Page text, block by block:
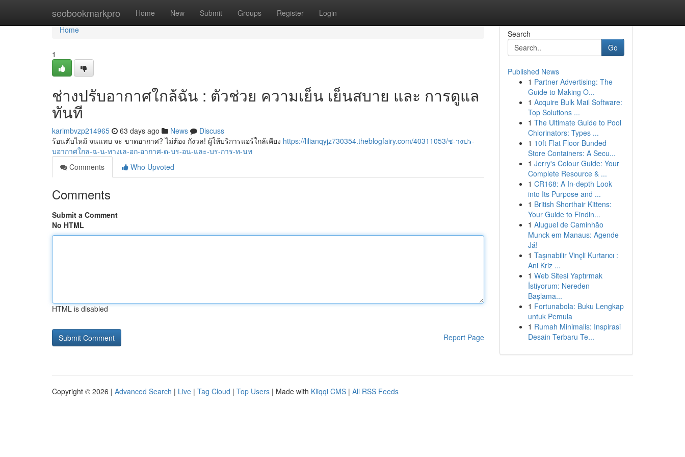
seobookmarkpro Home New Submit Groups Register Login
Home
Home
1
ช่างปรับอากาศใกล้ฉัน : ตัวช่วย ความเย็น เย็นสบาย และ การดูแล
ทันที
karimbvzp214965 63 days ago News
Discuss
ร้อนตับไหม้ จนแทบ จะ ขาดอากาศ? ไม่ต้อง กังวล! ผู้ให้บริการแอร์ใกล้เคียง https://lilianqyjz730354.theblogfairy.com/40311053/ช-างปร-
บอากาศใกล-ฉ-น-ทางเล-อก-อากาศ-ด-บร-อน-และ-บร-การ-ท-นท
Comments
Who Upvoted
Comments
Submit a Comment
No HTML
HTML is disabled
Report Page
Search
Go
Published News
1 Partner Advertising: The
Guide to Making O...
1 Acquire Bulk Mail Software:
Top Solutions ...
1 The Ultimate Guide to Pool
Chlorinators: Types ...
1 10ft Flat Floor Bunded
Store Containers: A Secu...
1 Jerry's Colour Guide: Your
Complete Resource & ...
1 CR168: A In-depth Look
into Its Purpose and ...
1 British Shorthair Kittens:
Your Guide to Findin...
1 Aluguel de Caminhão
Munck em Manaus: Agende
Já!
1 Taşınabilir Vinçli Kurtarıcı :
Ani Kriz ...
1 Web Sitesi Yaptırmak
İstiyorum: Nereden
Başlama...
1 Fortunabola: Buku Lengkap
untuk Pemula
1 Rumah Minimalis: Inspirasi
Desain Terbaru Te...
Copyright © 2026 | Advanced Search | Live | Tag Cloud | Top Users | Made with Kliqqi CMS | All RSS Feeds